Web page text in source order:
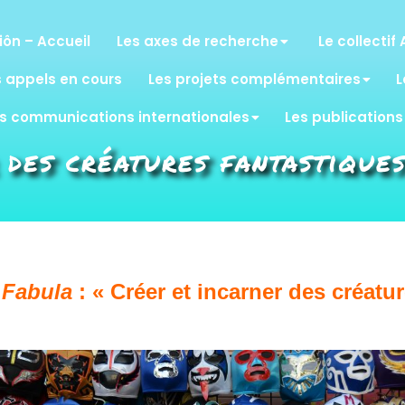
– Accueil Les axes de recherche Le collectif
appels en cours
Les projets complémentaires
communications internationales
Les publications
créatures
: « Créer et incarner des